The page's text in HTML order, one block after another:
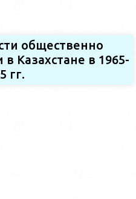
общественно
Казахстане в 1965-
гг.